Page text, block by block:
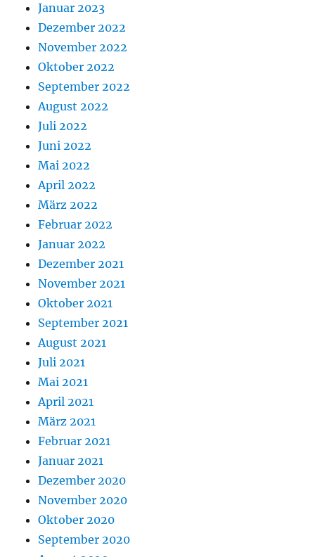
Januar 2023
Dezember 2022
November 2022
Oktober 2022
September 2022
August 2022
Juli 2022
Juni 2022
Mai 2022
April 2022
März 2022
Februar 2022
Januar 2022
Dezember 2021
November 2021
Oktober 2021
September 2021
August 2021
Juli 2021
Mai 2021
April 2021
März 2021
Februar 2021
Januar 2021
Dezember 2020
November 2020
Oktober 2020
September 2020